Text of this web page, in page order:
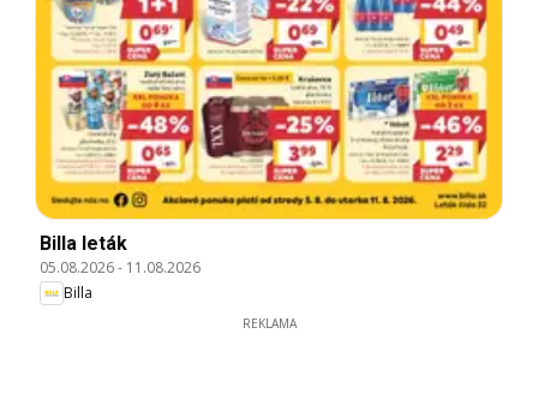
Billa leták
05.08.2026- 11.08.2026
Billa
REKLAMA